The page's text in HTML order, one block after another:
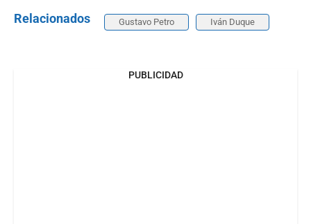
Relacionados Gustavo Petro Iván Duque
PUBLICIDAD